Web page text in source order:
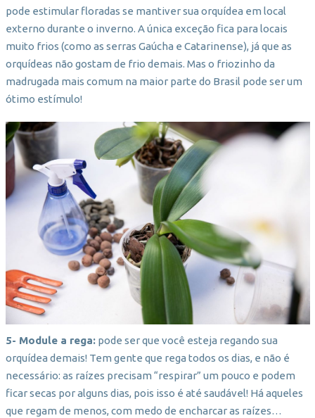
pode estimular floradas se mantiver sua orquídea em local
externo durante o inverno. A única exceção fica para locais
muito frios (como as serras Gaúcha e Catarinense), já que as
orquídeas não gostam de frio demais. Mas o friozinho da
madrugada mais comum na maior parte do Brasil pode ser um
ótimo estímulo!
5- Module a rega:pode ser que você esteja regando sua
orquídea demais! Tem gente que rega todos os dias, e não é
necessário: as raízes precisam “respirar” um pouco e podem
ficar secas por alguns dias, pois isso é até saudável! Há aqueles
que regam de menos, com medo de encharcar as raízes…